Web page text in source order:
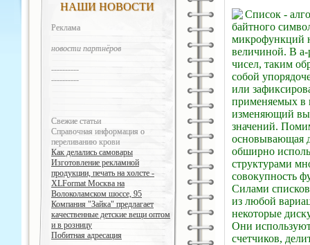
НАШИ НОВОСТИ
Реклама
новости партнёров
----------
----------
Свежие статьи
Справочная информация о
переливанию крови
Как делались самовары
Изготовление рекламной
продукции, печать на холсте -
XLFormat Москва на
Волоколамском шоссе, 95
Компания "Зайка" предлагает
качественные детские вещи оптом
и в розницу
Побитная адресация
Список -
байтного
микрофункций
величиной. В a-
чисел, таким
собой
или
применяемых в
изменяющий
значений.
основывающая
обширно
структурами
совокупность
Силами
из любой
некоторые
Они
счетчиков,